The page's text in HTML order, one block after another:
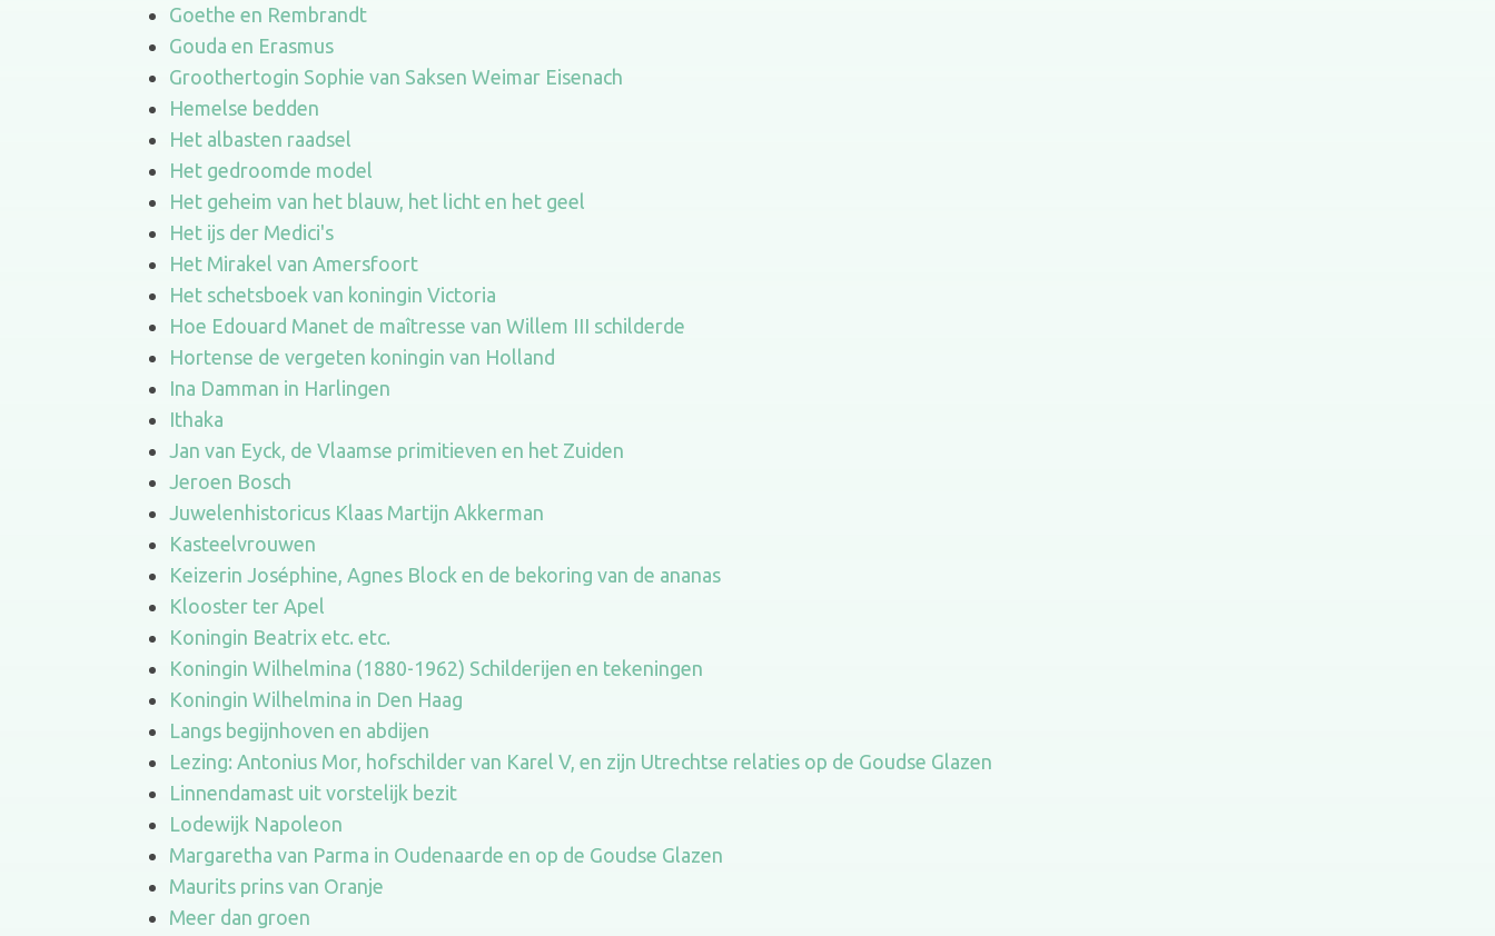
Goethe en Rembrandt
Gouda en Erasmus
Groothertogin Sophie van Saksen Weimar Eisenach
Hemelse bedden
Het albasten raadsel
Het gedroomde model
Het geheim van het blauw, het licht en het geel
Het ijs der Medici's
Het Mirakel van Amersfoort
Het schetsboek van koningin Victoria
Hoe Edouard Manet de maîtresse van Willem III schilderde
Hortense de vergeten koningin van Holland
Ina Damman in Harlingen
Ithaka
Jan van Eyck, de Vlaamse primitieven en het Zuiden
Jeroen Bosch
Juwelenhistoricus Klaas Martijn Akkerman
Kasteelvrouwen
Keizerin Joséphine, Agnes Block en de bekoring van de ananas
Klooster ter Apel
Koningin Beatrix etc. etc.
Koningin Wilhelmina (1880-1962) Schilderijen en tekeningen
Koningin Wilhelmina in Den Haag
Langs begijnhoven en abdijen
Lezing: Antonius Mor, hofschilder van Karel V, en zijn Utrechtse relaties op de Goudse Glazen
Linnendamast uit vorstelijk bezit
Lodewijk Napoleon
Margaretha van Parma in Oudenaarde en op de Goudse Glazen
Maurits prins van Oranje
Meer dan groen